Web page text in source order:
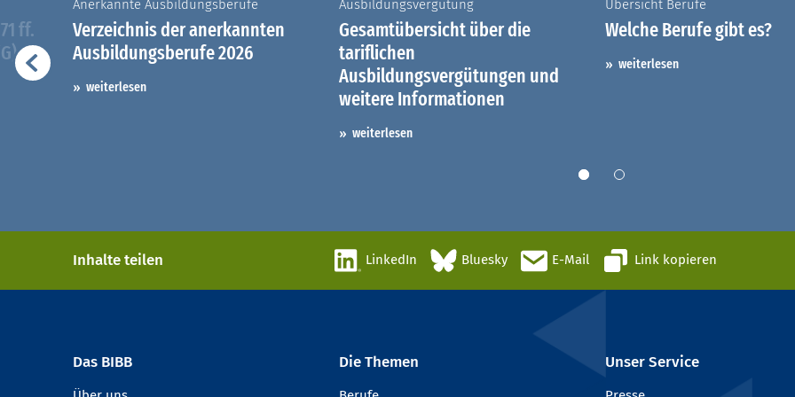
ff.
Anerkannte Ausbildungsberufe
Verzeichnis der anerkannten
Ausbildungsberufe 2026
weiterlesen
Ausbildungsvergütung
Gesamtübersicht über die
tariflichen
Ausbildungsvergütungen und
weitere Informationen
weiterlesen
Übersicht Berufe
Welche Berufe gibt es?
weiterlesen
Inhalte teilen LinkedIn Bluesky E-Mail Link kopieren
Das BIBB Die Themen Unser Service